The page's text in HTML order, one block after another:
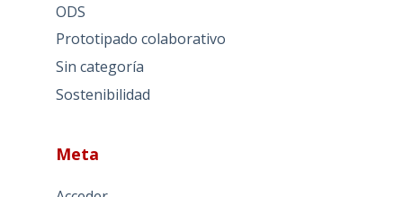
ODS
Prototipado colaborativo
Sin categoría
Sostenibilidad
Meta